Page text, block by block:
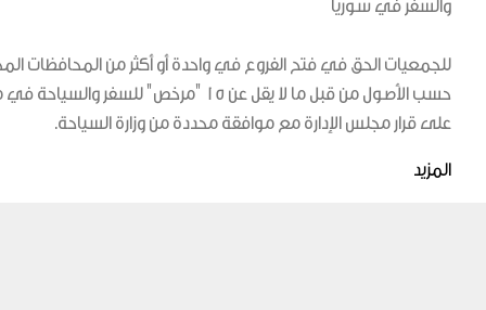
والسفر في سوريا
للجمعيات الحق في فتح الفروع في واحدة أو أكثر من المحافظات
حسب الأصول من قبل ما لا يقل عن 15 "مرخص"
على قرار مجلس الإدارة مع موافقة محددة من وزارة السياحة.
المزيد